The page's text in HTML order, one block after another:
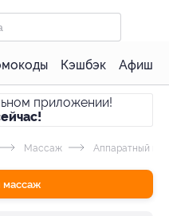
Кэшбэк Афиша
приложении!
Массаж Аппаратный
массаж